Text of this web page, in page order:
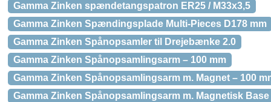
Gamma Zinken spændetangspatron ER25 / M33x3,5
Gamma Zinken Spændingsplade Multi-Pieces D178 mm
Gamma Zinken Spånopsamler til Drejebænke 2.0
Gamma Zinken Spånopsamlingsarm – 100 mm
Gamma Zinken Spånopsamlingsarm m. Magnet – 100
Gamma Zinken Spånopsamlingsarm m. Magnetisk Base